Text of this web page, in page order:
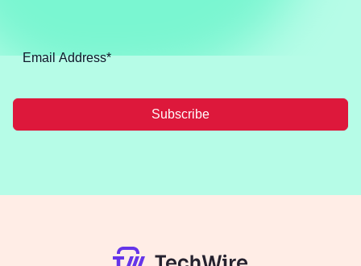
Subscribe